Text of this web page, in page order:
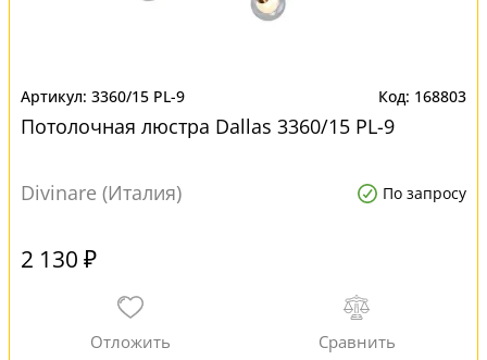
3360/15 PL-9 168803
Потолочная люстра Dallas 3360/15 PL-9
Divinare (Италия) По запросу
2 130 ₽